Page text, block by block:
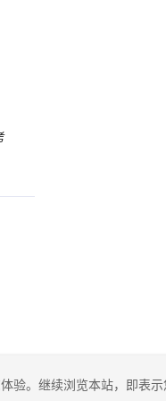
验。继续浏览本站，即表示